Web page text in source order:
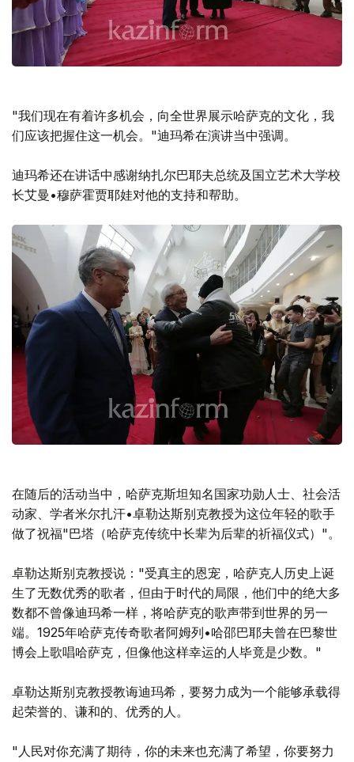
"我们现在有着许多机会，向全世界展示哈萨克的文化，我
们应该把握住这一机会。"迪玛希在演讲当中强调。
迪玛希还在讲话中感谢纳扎尔巴耶夫总统及国立艺术大学校
长艾曼•穆萨霍贾耶娃对他的支持和帮助。
在随后的活动当中，哈萨克斯坦知名国家功勋人士、社会活
动家、学者米尔扎汗•卓勒达斯别克教授为这位年轻的歌手
做了祝福"巴塔（哈萨克传统中长辈为后辈的祈福仪式）"。
卓勒达斯别克教授说："受真主的恩宠，哈萨克人历史上诞
生了无数优秀的歌者，但由于时代的局限，他们中的绝大多
数都不曾像迪玛希一样，将哈萨克的歌声带到世界的另一
端。1925年哈萨克传奇歌者阿姆列•哈邵巴耶夫曾在巴黎世
博会上歌唱哈萨克，但像他这样幸运的人毕竟是少数。"
卓勒达斯别克教授教诲迪玛希，要努力成为一个能够承载得
起荣誉的、谦和的、优秀的人。
"人民对你充满了期待，你的未来也充满了希望，你要努力